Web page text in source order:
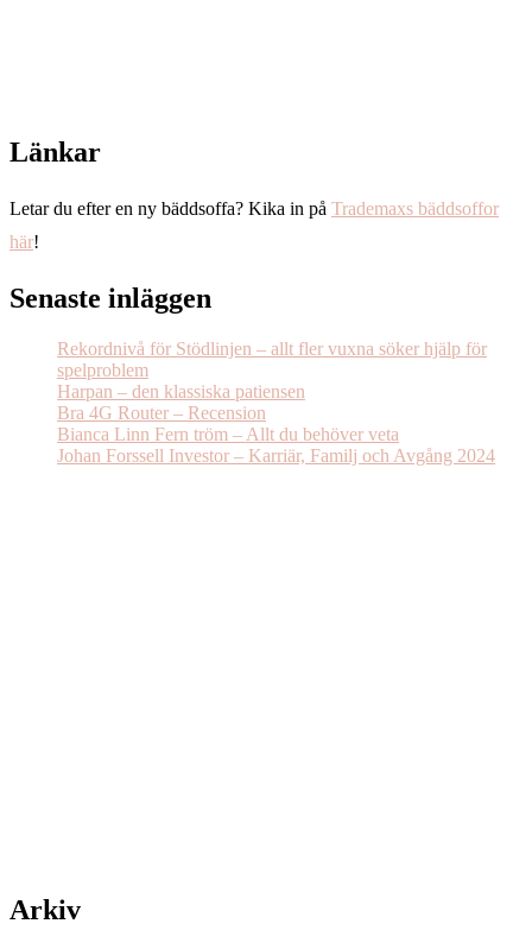
Länkar
Letar du efter en ny bäddsoffa? Kika in på Trademaxs bäddsoffor
här!
Senaste inläggen
Rekordnivå för Stödlinjen – allt fler vuxna söker hjälp för
spelproblem
Harpan – den klassiska patiensen
Bra 4G Router – Recension
Bianca Linn Fern tröm – Allt du behöver veta
Johan Forssell Investor – Karriär, Familj och Avgång 2024
Arkiv